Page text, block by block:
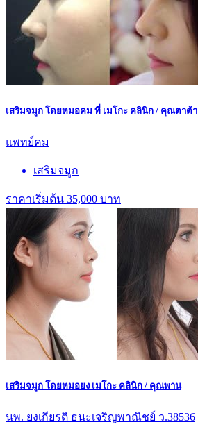
เสริมจมูก โดยหมอคม ที่ เมโกะ คลินิก / คุณตาต้า
แพทย์คม
เสริมจมูก
ราคาเริ่มต้น 35,000 บาท
เสริมจมูก โดยหมอยง เมโกะ คลินิก / คุณพาน
นพ. ยงเกียรติ ธนะเจริญพาณิชย์ ว.38536